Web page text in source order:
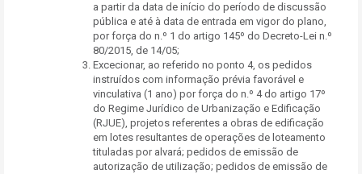
a partir da data de início do período de discussão
pública e até à data de entrada em vigor do plano,
por força do n.º 1 do artigo 145º do Decreto-Lei n.º
80/2015, de 14/05;
Excecionar, ao referido no ponto 4, os pedidos
instruídos com informação prévia favorável e
vinculativa (1 ano) por força do n.º 4 do artigo 17º
do Regime Jurídico de Urbanização e Edificação
(RJUE), projetos referentes a obras de edificação
em lotes resultantes de operações de loteamento
tituladas por alvará; pedidos de emissão de
autorização de utilização; pedidos de emissão de